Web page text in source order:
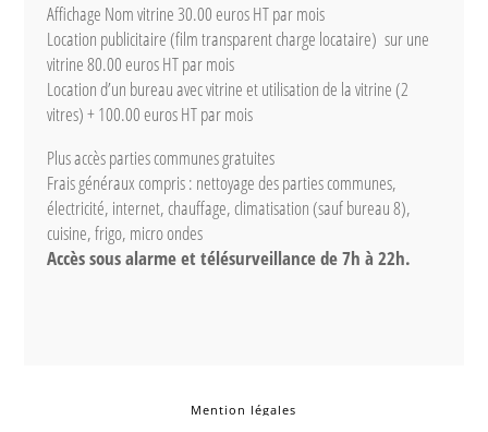
Affichage Nom vitrine 30.00 euros HT par mois
Location publicitaire (film transparent charge locataire) sur une
vitrine 80.00 euros HT par mois
Location d’un bureau avec vitrine et utilisation de la vitrine (2
vitres) + 100.00 euros HT par mois
Plus accès parties communes gratuites
Frais généraux compris : nettoyage des parties communes,
électricité, internet, chauffage, climatisation (sauf bureau 8),
cuisine, frigo, micro ondes
Accès sous alarme et télésurveillance de 7h à 22h.
Mention légales